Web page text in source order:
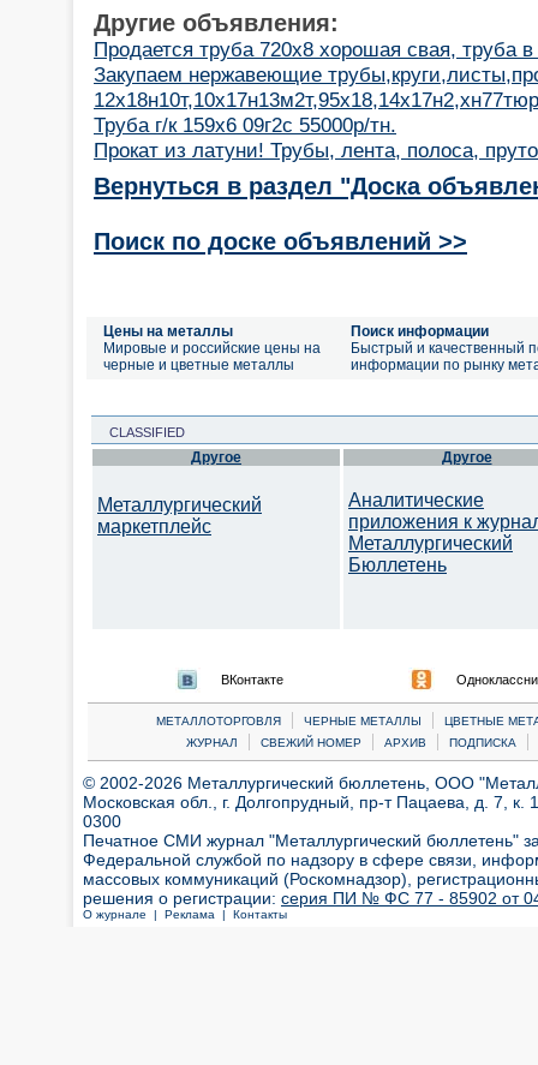
Другие объявления:
Продается труба 720х8 хорошая свая, труба в
Закупаем нержавеющие
Труба г/к 159х6 09г2с 55000р/тн.
Прокат из латуни! Трубы, лента, полоса,
Вернуться в раздел "Доска
Поиск по доске объявлений >>
Цены на металлы
Мировые и российские цены на
черные и цветные металлы
Поиск информации
Быстрый и качественный
информации по рынку
CLASSIFIED
Другое
Металлургический
маркетплейс
Другое
Аналитические
приложения к
Металлургический
Бюллетень
ВКонтакте
МЕТАЛЛОТОРГОВЛЯ | ЧЕРНЫЕ МЕТАЛЛЫ |
ЦВЕТНЫЕ
ЖУРНАЛ
| СВЕЖИЙ НОМЕР | АРХИВ | ПОДПИСКА |
© 2002-2026 Металлургический бюллетень, ООО
Московская обл., г. Долгопрудный, пр-т Пацаева, д. 7,
0300
Печатное СМИ журнал "Металлургический бюллетень"
Федеральной службой по надзору в сфере связи,
массовых коммуникаций (Роскомнадзор),
решения о регистрации: серия ПИ № ФС 77 - 85902 от 04
О журнале | Реклама | Контакты